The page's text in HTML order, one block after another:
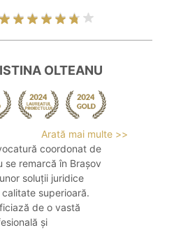
OLTEANU
Arată mai multe >>
coordonat de
se remarcă în Brașov
soluții juridice
superioară.
de o vastă
și